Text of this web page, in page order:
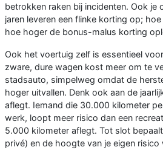
betrokken raken bij incidenten. Ook
jaren leveren een flinke korting op;
hoe hoger de bonus-malus korting
Ook het voertuig zelf is essentieel
zware, dure wagen kost meer om te
stadsauto, simpelweg omdat de
hoger uitvallen. Denk ook aan de
aflegt. Iemand die 30.000 kilometer
werk, loopt meer risico dan een
5.000 kilometer aflegt. Tot slot
privé) en de hoogte van je eigen